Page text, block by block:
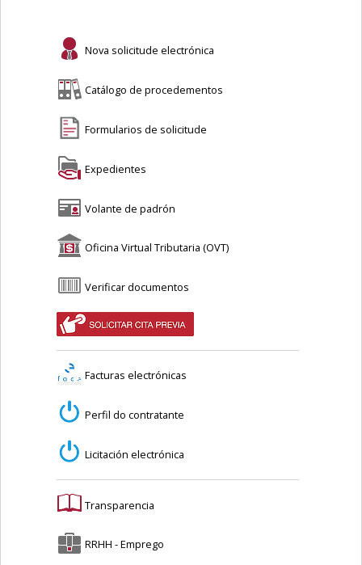
Nova solicitude electrónica
Catálogo de procedementos
Formularios de solicitude
Expedientes
Volante de padrón
Oficina Virtual Tributaria (OVT)
Verificar documentos
Facturas electrónicas
Perfil do contratante
Licitación electrónica
Transparencia
RRHH - Emprego